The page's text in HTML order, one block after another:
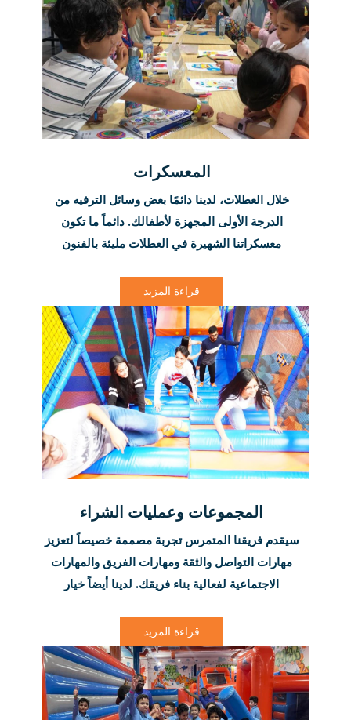
المعسكرات
خلال العطلات، لدينا دائمًا بعض وسائل الترفيه من
الدرجة الأولى المجهزة لأطفالك. دائماً ما تكون
معسكراتنا الشهيرة في العطلات مليئة بالفنون
والجوائز والكثير من المرح في القفز! شاهد هذه
المساحة لمزيد من المعلومات عن مخيمنا القادم.
قراءة المزيد
المجموعات وعمليات الشراء
سيقدم فريقنا المتمرس تجربة مصممة خصيصاً لتعزيز
مهارات التواصل والثقة ومهارات الفريق والمهارات
الاجتماعية لفعالية بناء فريقك. لدينا أيضاً خيار
المزيد عن هذا الخيار.
قراءة المزيد